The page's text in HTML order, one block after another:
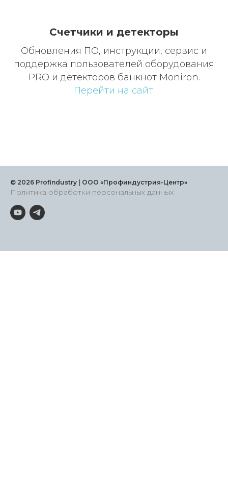
Счетчики и детекторы
Обновления ПО, инструкции, сервис и
поддержка пользователей оборудования
PRO и детекторов банкнот Moniron.
Перейти на сайт.
© 2026 Profindustry | ООО «Профиндустрия-Центр»
Политика обработки персональных данных